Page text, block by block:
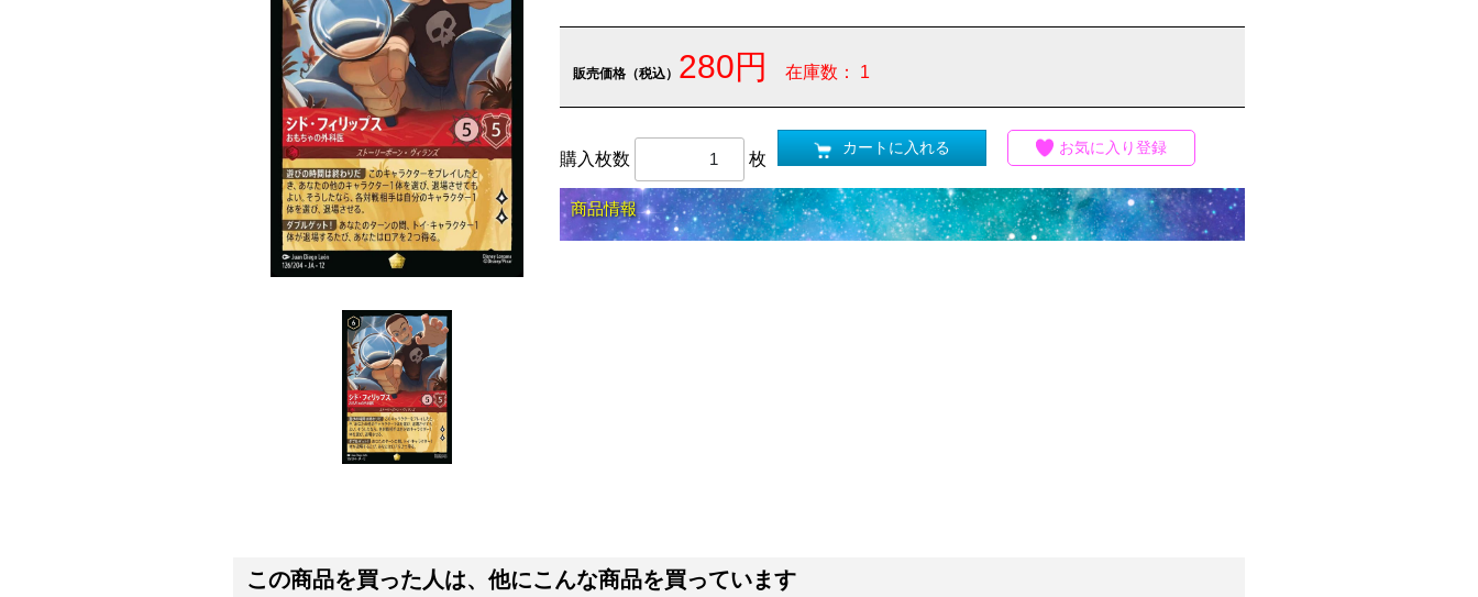
販売価格（税込） 280円 在庫数： 1
購入枚数 枚
カートに入れる お気に入り登録
商品情報
この商品を買った人は、他にこんな商品を買っています